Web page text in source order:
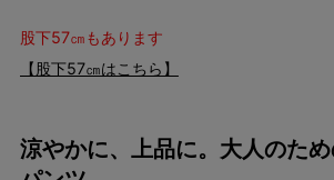
股下57㎝もあります
【股下57㎝はこちら】
涼やかに、上品に。大人のた